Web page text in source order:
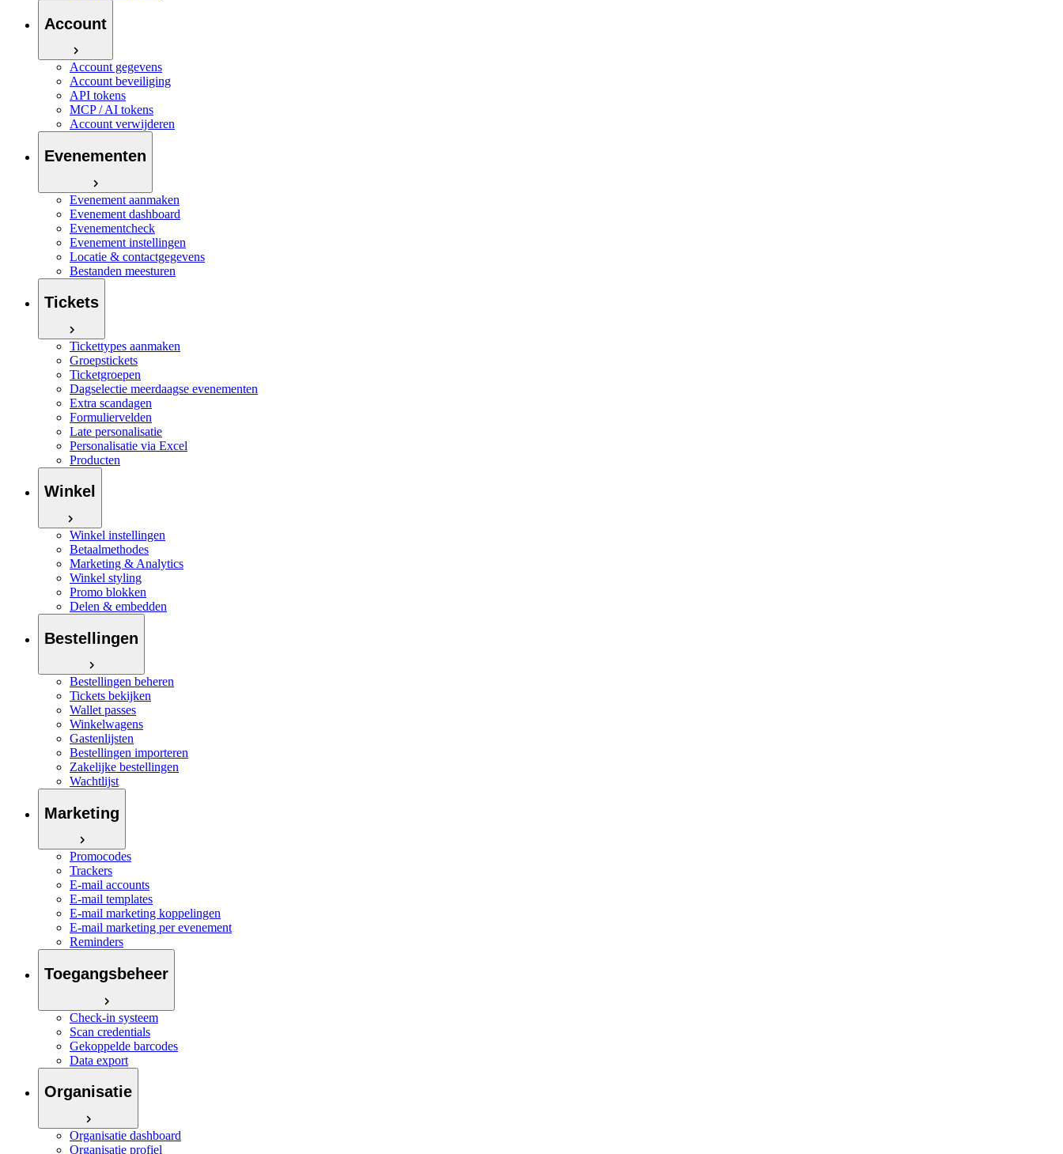
Account
Account gegevens
Account beveiliging
API tokens
MCP / AI tokens
Account verwijderen
Evenementen
Evenement aanmaken
Evenement dashboard
Evenementcheck
Evenement instellingen
Locatie & contactgegevens
Bestanden meesturen
Tickets
Tickettypes aanmaken
Groepstickets
Ticketgroepen
Dagselectie meerdaagse evenementen
Extra scandagen
Formuliervelden
Late personalisatie
Personalisatie via Excel
Producten
Winkel
Winkel instellingen
Betaalmethodes
Marketing & Analytics
Winkel styling
Promo blokken
Delen & embedden
Bestellingen
Bestellingen beheren
Tickets bekijken
Wallet passes
Winkelwagens
Gastenlijsten
Bestellingen importeren
Zakelijke bestellingen
Wachtlijst
Marketing
Promocodes
Trackers
E-mail accounts
E-mail templates
E-mail marketing koppelingen
E-mail marketing per evenement
Reminders
Toegangsbeheer
Check-in systeem
Scan credentials
Gekoppelde barcodes
Data export
Organisatie
Organisatie dashboard
Organisatie profiel